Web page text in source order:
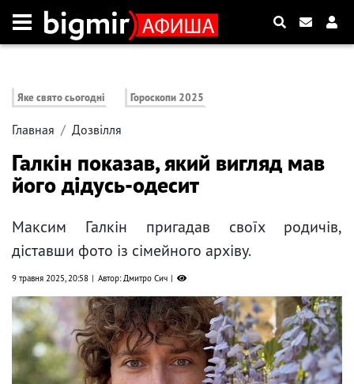
Яке свято сьогодні Гороскопи 2025
Главная Дозвілля
Галкін показав, який вигляд мав
його дідусь-одесит
Максим Галкін пригадав своїх родичів,
діставши фото із сімейного архіву.
9 травня 2025, 20:58 Автор: Дмитро Сич